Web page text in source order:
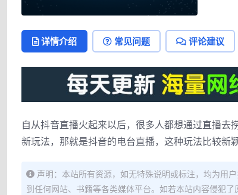
详情介绍 常见问题 评论建议
自从抖音直播火起来以后，很多人都想通过直播
新玩法，那就是抖音的电台直播，这种玩法比较新
声明：本站所有资源，如无特殊说明或标注，均为用
到任何网站、书籍等各类媒体平台。如若本站内容侵犯了